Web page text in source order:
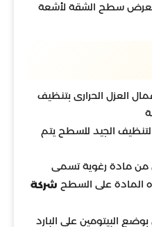
تعرض سطح الشقة لأشعة
العزل الحرارى بتنظيف
الجيد للسطح يتم
من مادة رغوية تسمى
المادة على السطح شركة
البيتومين على البارد